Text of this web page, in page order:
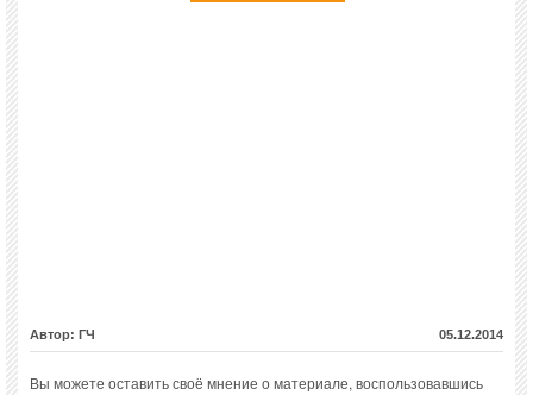
Автор: ГЧ 05.12.2014
Вы можете оставить своё мнение о материале, воспользовавшись